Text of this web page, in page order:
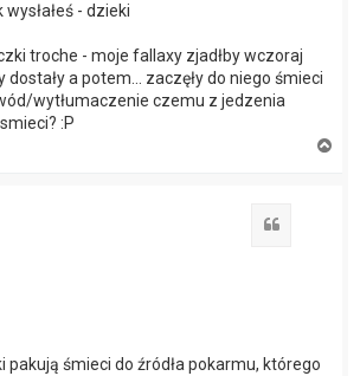
- dzieki
troche - moje fallaxy zjadłby wczoraj
a potem... zaczęły do niego śmieci
wytłumaczenie czemu z jedzenia
:P
pakują śmieci do źródła pokarmu, którego